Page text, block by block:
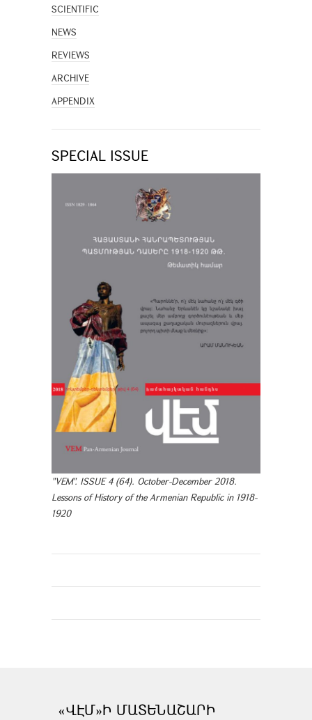
SCIENTIFIC
NEWS
REVIEWS
ARCHIVE
APPENDIX
SPECIAL ISSUE
"VEM". ISSUE 4 (64). October-December 2018.
Lessons of History of the Armenian Republic in 1918-
1920
«ՎԷՄ»Ի ՄԱՏԵՆԱՇԱՐԻ